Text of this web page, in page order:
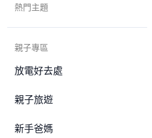
熱門主題
親子專區
放電好去處
親子旅遊
新手爸媽